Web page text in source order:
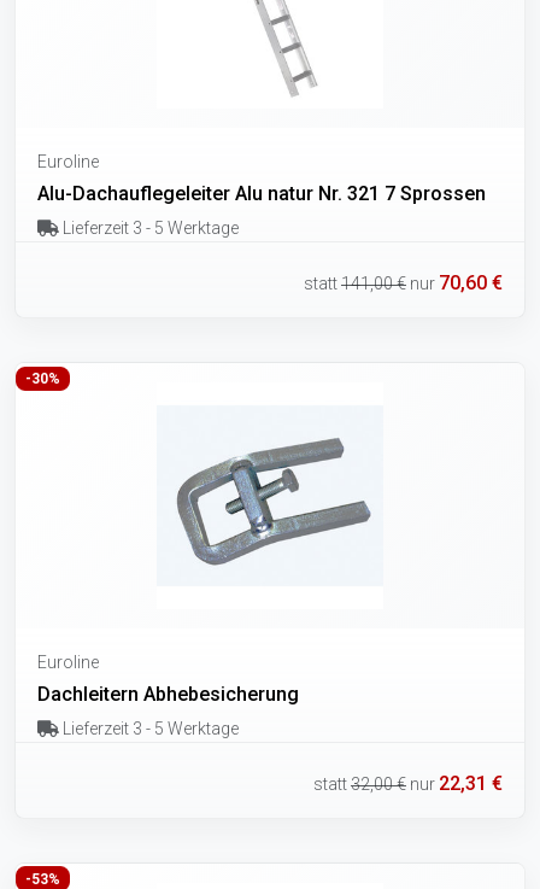
Euroline
Alu-Dachauflegeleiter Alu natur Nr. 321 7 Sprossen
Lieferzeit 3 - 5 Werktage
statt141,00 € nur 70,60 €
-30%
Euroline
Dachleitern Abhebesicherung
Lieferzeit 3 - 5 Werktage
statt32,00 € nur 22,31 €
-53%